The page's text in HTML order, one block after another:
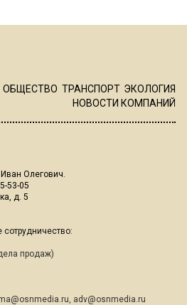
ОБЩЕСТВО ТРАНСПОРТ ЭКОЛОГИЯ
НОВОСТИ КОМПАНИЙ
Олегович.
53-05
д. 5
продаж)
, adv@osnmedia.ru